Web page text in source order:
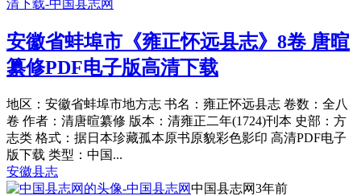
安徽省蚌埠市《雍正怀远县志》8卷 唐暄
纂修PDF电子版高清下载
地区：安徽省蚌埠市地方志 书名：雍正怀远县志 卷数：全八
卷 作者：清唐暄纂修 版本：清雍正二年(1724)刊本 史部：方
志类 格式：据日本珍藏孤本原书原貌彩色影印 高清PDF电子
版下载 类型：中国...
安徽县志
中国县志网3年前